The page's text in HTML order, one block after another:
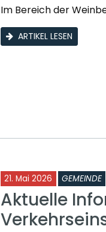
Im Bereich der
ARTIKEL LESEN
21. Mai 2026 GEMEINDE
Aktuelle